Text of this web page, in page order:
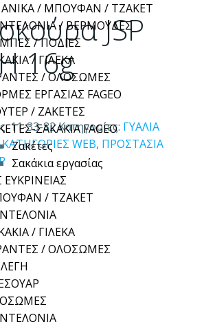
/ ΜΠΟΥΦΑΝ / ΤΖΑΚΕΤ
/ ΒΕΡΜΟΥΔΕΣ
/ ΠΟΔΙΕΣ
/ ΓΙΛΕΚΑ
/ ΟΛΟΣΩΜΕΣ
ΕΡΓΑΣΙΑΣ FAGEO
/ ΖΑΚΕΤΕΣ
ΣΑΚΑΚΙΑ FAGEO
Ζακέτες
Σακάκια εργασίας
/ ΤΖΑΚΕΤ
/ ΓΙΛΕΚΑ
/ ΟΛΟΣΩΜΕΣ
JSP
16g
11-33-82Κατηγορίες: ΓΥΑΛΙΑ
ΚΑΤΗΓΟΡΙΕΣ WEB, ΠΡΟΣΤΑΣΙΑ